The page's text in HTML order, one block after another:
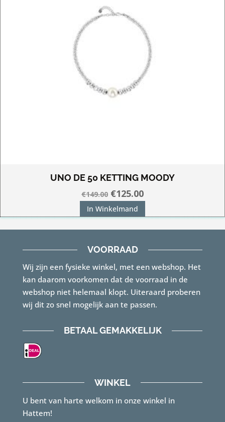
UNO DE 50 KETTING MOODY
€149.00 Oorspronkelijke
prijs
was:
€149.00.
€125.00Huidige
is:
€125.00.
In Winkelmand
VOORRAAD
Wij zijn een fysieke winkel, met een webshop. Het
kan daarom voorkomen dat de voorraad in de
webshop niet helemaal klopt. Uiteraard proberen
wij dit zo snel mogelijk aan te passen.
BETAAL GEMAKKELIJK
WINKEL
U bent van harte welkom in onze winkel in
Hattem!